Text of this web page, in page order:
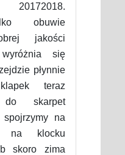
obuwie
jakości
się
płynnie
teraz
skarpet
spojrzymy na
na klocku
skoro zima